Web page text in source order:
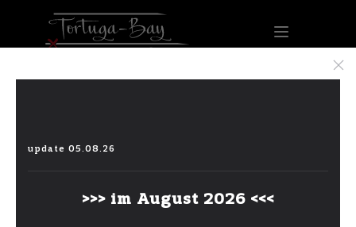
premium zirconia
update 05.08.26
>>> im August 2026 <<<